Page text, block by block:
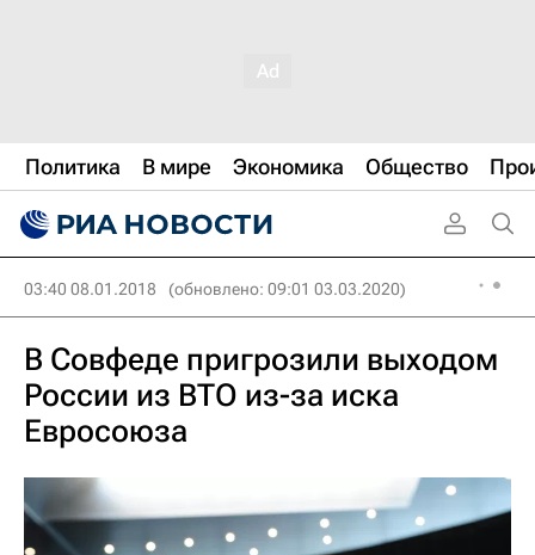
Политика В мире Экономика Общество
03:40 08.01.2018 (обновлено: 09:01 03.03.2020)
В Совфеде пригрозили выходом
России из ВТО из-за иска
Евросоюза